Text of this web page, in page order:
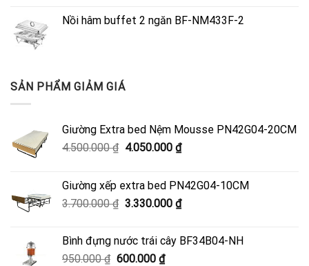
Nồi hâm buffet 2 ngăn BF-NM433F-2
SẢN PHẨM GIẢM GIÁ
Giường Extra bed Nệm Mousse PN42G04-20CM
4.500.000₫ Giá
4.500.000 ₫.
4.050.000 ₫Giá
là:
4.050.000 ₫.
Giường xếp extra bed PN42G04-10CM
3.700.000₫ Giá
3.700.000 ₫.
3.330.000 ₫Giá
là:
Bình đựng nước trái cây BF34B04-NH
950.000₫ Giá
600.000 ₫Giá